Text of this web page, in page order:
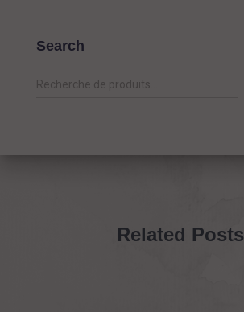
Search
RRecherche de produits…
Related Posts